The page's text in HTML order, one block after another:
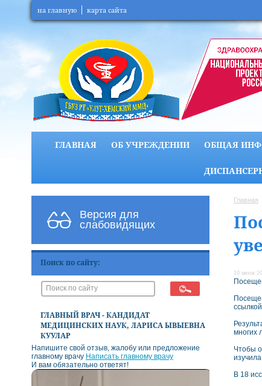
на главную карта сайта
ГЛАВНАЯ ОБ УЧРЕЖДЕНИИ ОБЩАЯ
Версия для
слабовидящих
Поиск по сайту:
ГЛАВНЫЙ ВРАЧ - КАНДИДАТ
МЕДИЦИНСКИХ НАУК, ЛАРИСА ЫВЫЕВНА
КУУЛАР
Напишите свой отзыв, жалобу или предложение
главному врачу Написать главному врачу
И вам обязательно ответят!
Главная
10 июля
многих
Чтобы
В 18